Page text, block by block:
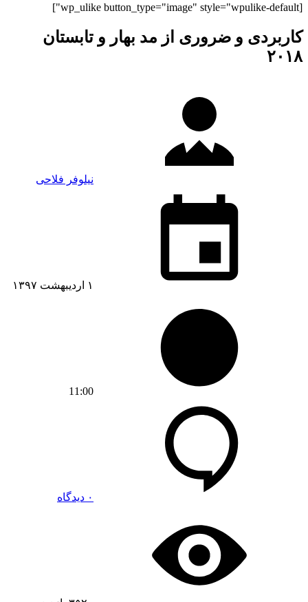
[wp_ulike button_type="image" style="wpulike-default"]
کاربردی و ضروری از مد بهار و تابستان
۲۰۱۸
نیلوفر فلاحی
۱ اردیبهشت ۱۳۹۷
11:00
۰ دیدگاه